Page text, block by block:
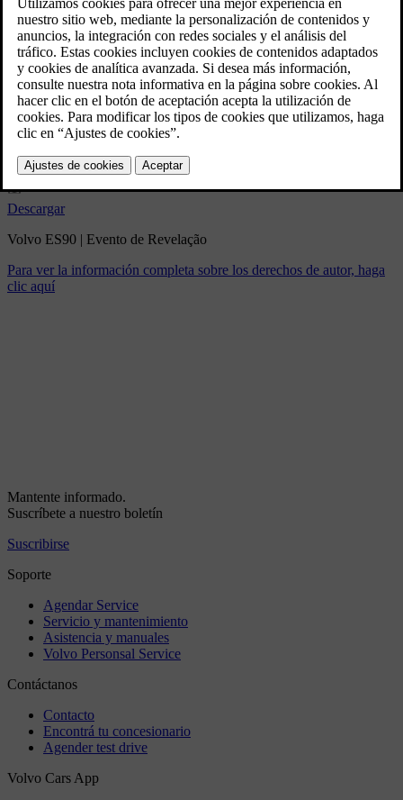
Volvo ES90 | Evento de
Revelação
3/5/2025
Marcador
Compartir
Descargar
Volvo ES90 | Evento de Revelação
Para ver la información completa sobre los derechos de autor, haga
clic aquí